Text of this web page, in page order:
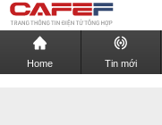
Home Tin mới